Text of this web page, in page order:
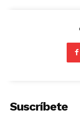
Suscríbete